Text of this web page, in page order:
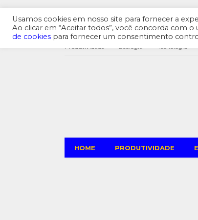
Produtividade Ecologia Tecnologia
HOME PRODUTIVIDADE
Usamos cookies em nosso site para fornecer a
Ao clicar em “Aceitar todos”, você concorda com
de cookies para fornecer um consentimento